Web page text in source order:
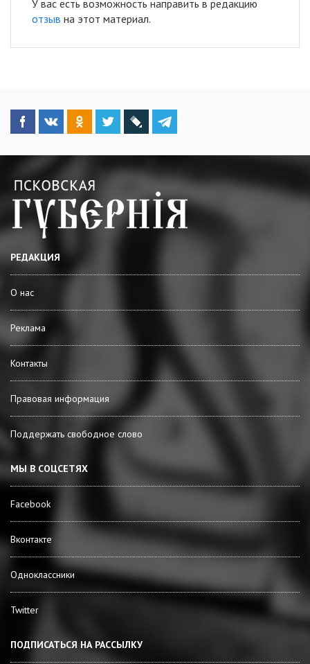
У вас есть возможность направить в редакцию
отзыв на этот материал.
РЕДАКЦИЯ
О нас
Реклама
Контакты
Правовая информация
Поддержать свободное слово
МЫ В СОЦСЕТЯХ
Facebook
Вконтакте
Одноклассники
Twitter
ПОДПИСАТЬСЯ НА РАССЫЛКУ